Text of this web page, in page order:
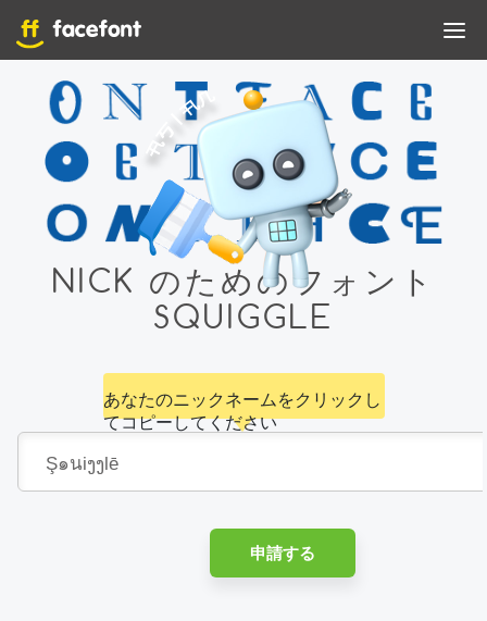
NICK のためのフォント
SQUIGGLE
あなたのニックネームをクリックし
てコピーしてください
申請する